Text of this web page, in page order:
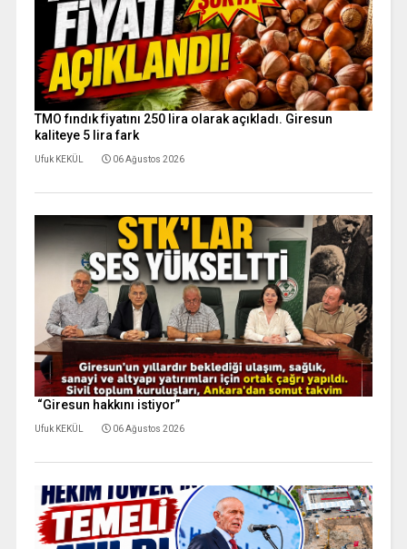
TMO fındık fiyatını 250 lira olarak açıkladı. Giresun
kaliteye 5 lira fark
Ufuk KEKÜL 06 Ağustos 2026
“Giresun hakkını istiyor”
Ufuk KEKÜL 06 Ağustos 2026